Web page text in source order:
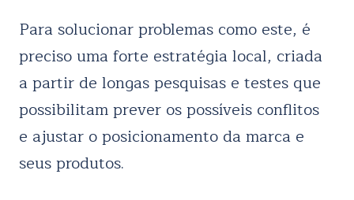
Para solucionar problemas como este, é
preciso uma forte estratégia local, criada
a partir de longas pesquisas e testes que
possibilitam prever os possíveis conflitos
e ajustar o posicionamento da marca e
seus produtos.